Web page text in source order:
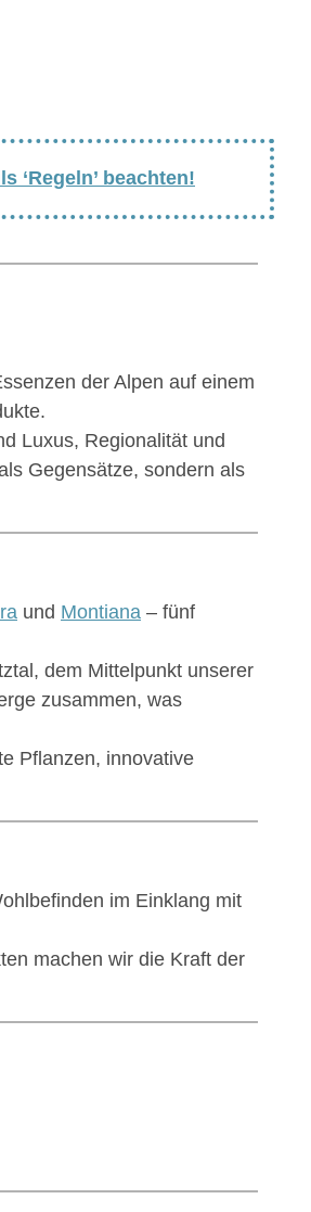
‘Regeln’ beachten!
der Alpen auf einem
Luxus, Regionalität und
Gegensätze, sondern als
und Montiana – fünf
dem Mittelpunkt unserer
zusammen, was
Pflanzen, innovative
im Einklang mit
machen wir die Kraft der